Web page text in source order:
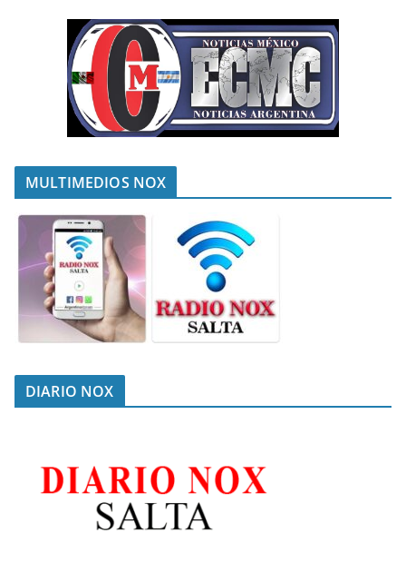
MULTIMEDIOS NOX
DIARIO NOX